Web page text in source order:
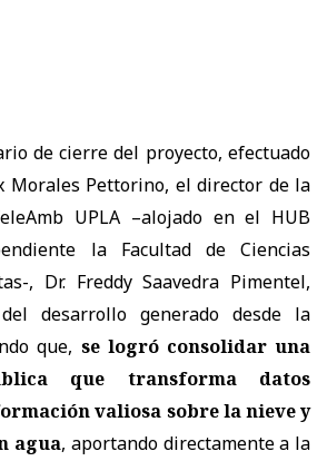
de cierre del proyecto, efectuado
Morales Pettorino, el director de la
UPLA –alojado en el HUB
la Facultad de Ciencias
, Dr. Freddy Saavedra Pimentel,
desarrollo generado desde la
que, se logró consolidar una
que transforma datos
valiosa sobre la nieve y
agua, aportando directamente a la